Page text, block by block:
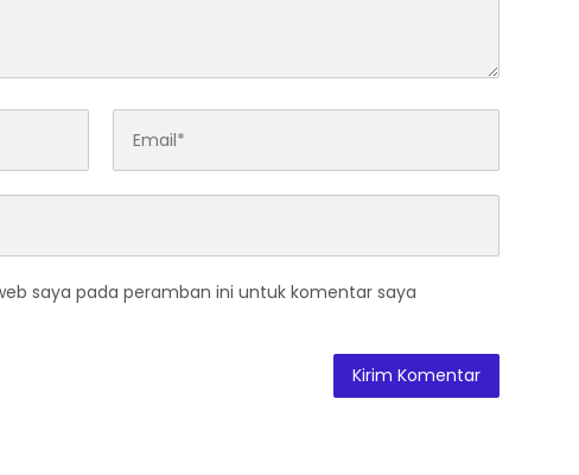
saya pada peramban ini untuk komentar saya